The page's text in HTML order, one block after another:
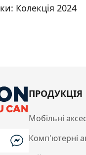
Колекція 2024
ПРОДУКЦІЯ
Мобільні
Комп'ютерні